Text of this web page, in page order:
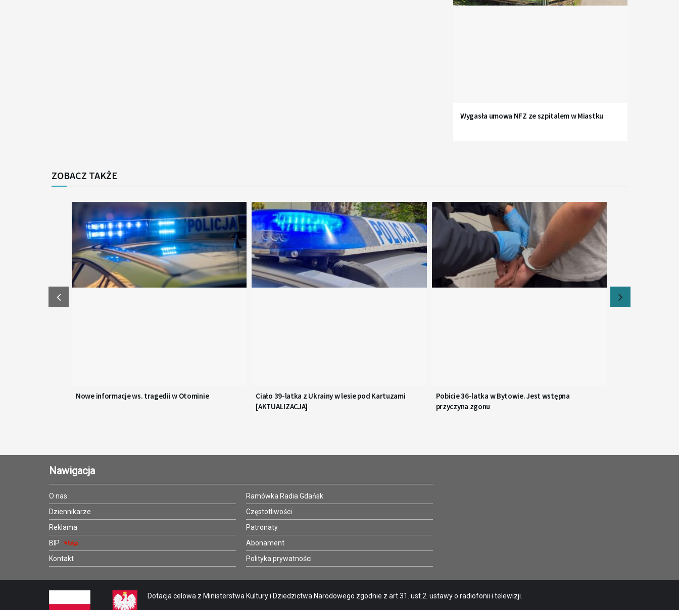
Wygasła umowa NFZ ze szpitalem w Miastku
ZOBACZ TAKŻE
Nowe informacje ws. tragedii w Otominie
Ciało 39-latka z Ukrainy w lesie pod Kartuzami
[AKTUALIZACJA]
Pobicie 36-latka w Bytowie. Jest wstępna
przyczyna zgonu
Nawigacja
O nas
Dziennikarze
Reklama
BIP
Kontakt
Ramówka Radia Gdańsk
Częstotliwości
Patronaty
Abonament
Polityka prywatności
Dotacja celowa z Ministerstwa Kultury i Dziedzictwa Narodowego zgodnie z art.31. ust.2. ustawy o radiofonii i telewizji.